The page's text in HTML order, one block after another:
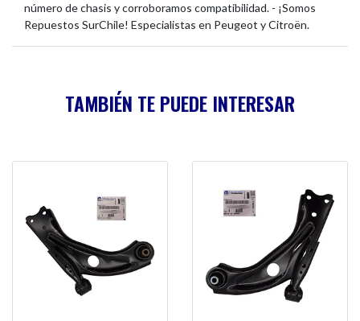
número de chasis y corroboramos compatibilidad. - ¡Somos
Repuestos SurChile! Especialistas en Peugeot y Citroën.
TAMBIÉN TE PUEDE INTERESAR